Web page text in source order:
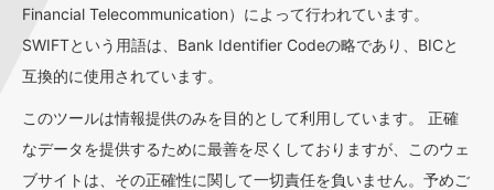
Financial Telecommunication）によって行われています。
SWIFTという用語は、Bank Identifier Codeの略であり、BICと
互換的に使用されています。
このツールは情報提供のみを目的として利用しています。 正確
なデータを提供するために最善を尽くしておりますが、このウェ
ブサイトは、その正確性に関して一切責任を負いません。予めご